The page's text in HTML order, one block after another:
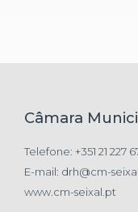
Câmara
Telefone: +351 21 227
E-mail: drh@cm-
www.cm-seixal.pt